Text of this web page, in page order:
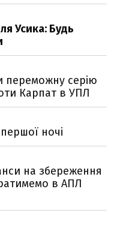
Усика: Будь
переможну серію
Карпат в УПЛ
ночі
на збереження
в АПЛ